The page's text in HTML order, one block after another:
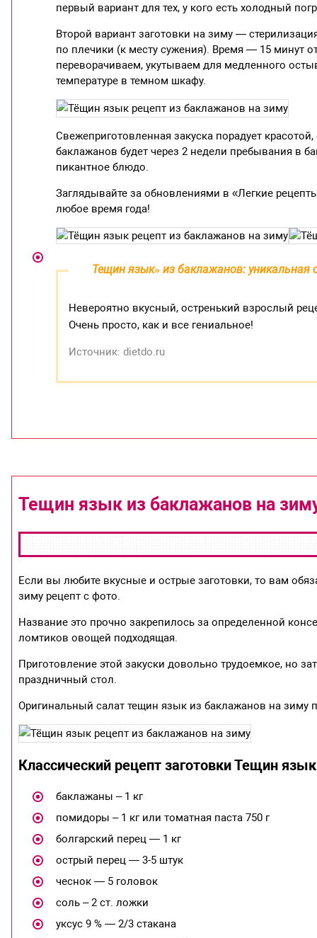
первый вариант для тех, у кого есть холодный
Второй вариант заготовки на зиму —
по плечики (к месту сужения). Время — 15 минут
переворачиваем, укутываем для медленного
температуре в темном шкафу.
Свежеприготовленная закуска порадует
баклажанов будет через 2 недели пребывания в
пикантное блюдо.
Заглядывайте за обновлениями в «Легкие
любое время года!
Тещин язык» из баклажанов: уникальная
Невероятно вкусный, остренький взрослый
Очень просто, как и все гениальное!
Источник: dietdo.ru
Тещин язык из баклажанов на
Если вы любите вкусные и острые заготовки, то вам
зиму рецепт с фото.
Название это прочно закрепилось за определенной
ломтиков овощей подходящая.
Приготовление этой закуски довольно трудоемкое, но
праздничный стол.
Оригинальный салат тещин язык из баклажанов на
Классический рецепт заготовки Тещин
баклажаны – 1 кг
помидоры – 1 кг или томатная паста 750 г
болгарский перец — 1 кг
острый перец — 3-5 штук
чеснок — 5 головок
соль – 2 ст. ложки
уксус 9 % — 2/3 стакана